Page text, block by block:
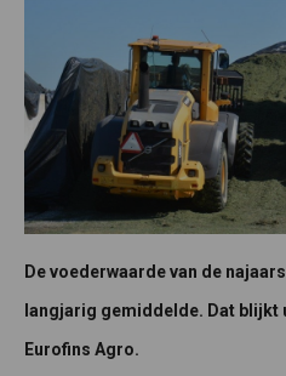
De voederwaarde van de
langjarig gemiddelde. Dat blijkt
Eurofins Agro.